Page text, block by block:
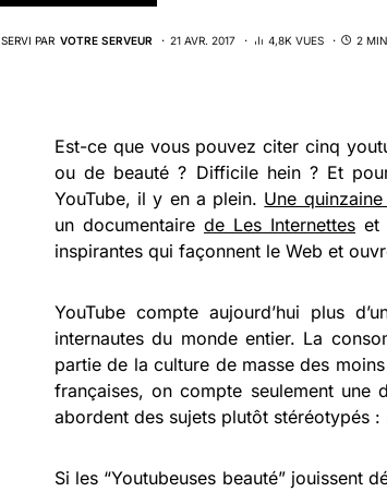
SERVI PAR VOTRE SERVEUR 21 AVR. 2017 4,8K VUES 2
Est-ce que vous pouvez citer cinq
ou de beauté ? Difficile hein ? Et
YouTube, il y en a plein. Une
un documentaire de Les Internettes et
inspirantes qui façonnent le Web et
YouTube compte aujourd’hui plus
internautes du monde entier. La
partie de la culture de masse des
françaises, on compte seulement une
abordent des sujets plutôt stéréotypés
Si les “Youtubeuses beauté” jouissent